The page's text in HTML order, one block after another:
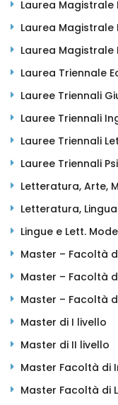
Laurea Magistrale
Laurea Magistrale
Laurea Magistrale
Laurea Triennale
Lauree Triennali
Lauree Triennali
Lauree Triennali
Lauree Triennali
Letteratura, Arte,
Letteratura,
Lingue e Lett.
Master – Facoltà
Master – Facoltà
Master – Facoltà
Master di I livello
Master di II livello
Master Facoltà di
Master Facoltà di